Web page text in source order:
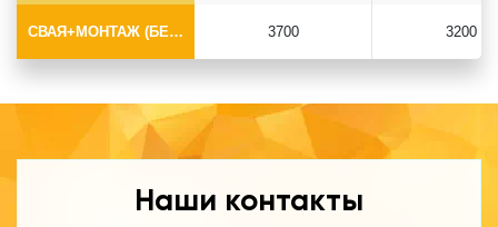
СВАЯ+МОНТАЖ (БЕЗ ОГОЛОВКА) 3700 3200
Наши контакты